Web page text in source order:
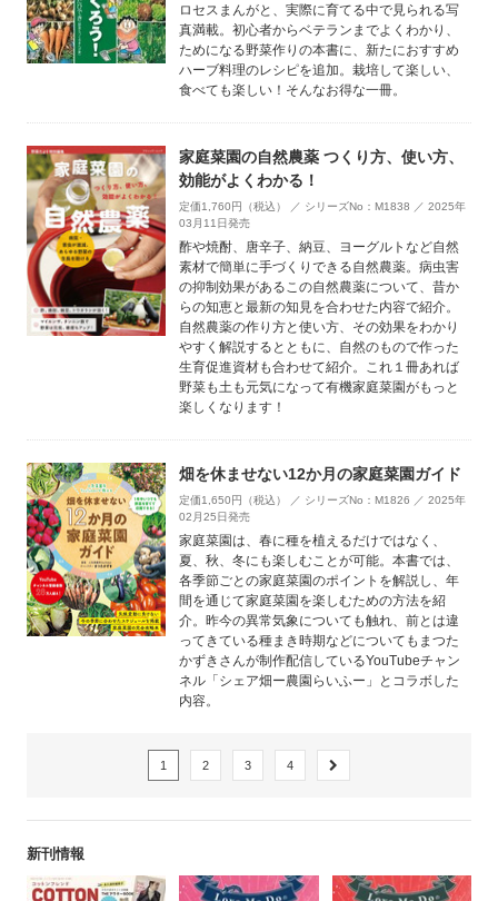
ロセスまんがと、実際に育てる中で見られる写
真満載。初心者からベテランまでよくわかり、
ためになる野菜作りの本書に、新たにおすすめ
ハーブ料理のレシピを追加。栽培して楽しい、
食べても楽しい！そんなお得な一冊。
家庭菜園の自然農薬 つくり方、使い方、
効能がよくわかる！
定価1,760円（税込） ／ シリーズNo：M1838 ／ 2025年
03月11日発売
酢や焼酎、唐辛子、納豆、ヨーグルトなど自然
素材で簡単に手づくりできる自然農薬。病虫害
の抑制効果があるこの自然農薬について、昔か
らの知恵と最新の知見を合わせた内容で紹介。
自然農薬の作り方と使い方、その効果をわかり
やすく解説するとともに、自然のもので作った
生育促進資材も合わせて紹介。これ１冊あれば
野菜も土も元気になって有機家庭菜園がもっと
楽しくなります！
畑を休ませない12か月の家庭菜園ガイド
定価1,650円（税込） ／ シリーズNo：M1826 ／ 2025年
02月25日発売
家庭菜園は、春に種を植えるだけではなく、
夏、秋、冬にも楽しむことが可能。本書では、
各季節ごとの家庭菜園のポイントを解説し、年
間を通じて家庭菜園を楽しむための方法を紹
介。昨今の異常気象についても触れ、前とは違
ってきている種まき時期などについてもまつた
かずきさんが制作配信しているYouTubeチャン
ネル「シェア畑ー農園らいふー」とコラボした
内容。
1 2 3 4
新刊情報